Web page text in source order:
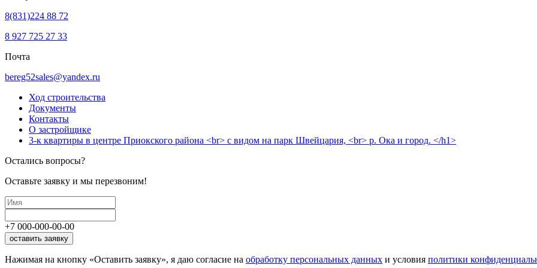
8(831)224 88 72
8 927 725 27 33
Почта
bereg52sales@yandex.ru
Ход строительства
Документы
Контакты
О застройщике
3-к квартиры в центре Приокского района <br> с видом на парк Швейцария, <br> р. Ока и город. </h1>
Остались вопросы?
Оставьте заявку и мы перезвоним!
+7 000-000-00-00
оставить заявку
Нажимая на кнопку «Оставить заявку», я даю согласие на обработку персональных данных и условия политики